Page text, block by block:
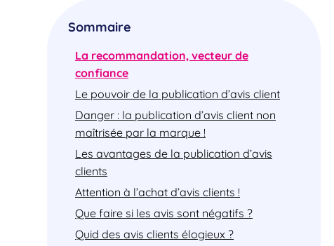
Sommaire
La recommandation, vecteur de
confiance
Le pouvoir de la publication d’avis client
Danger : la publication d’avis client non
maîtrisée par la marque !
Les avantages de la publication d’avis
clients
Attention à l’achat d’avis clients !
Que faire si les avis sont négatifs ?
Quid des avis clients élogieux ?